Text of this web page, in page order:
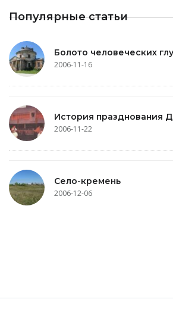
Популярные статьи
Болото человеческих
2006-11-16
История празднования
2006-11-22
Село-кремень
2006-12-06